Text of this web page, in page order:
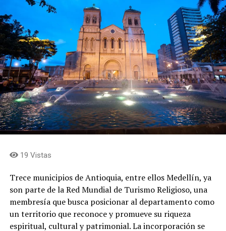
19 Vistas
Trece municipios de Antioquia, entre ellos Medellín, ya
son parte de la Red Mundial de Turismo Religioso, una
membresía que busca posicionar al departamento como
un territorio que reconoce y promueve su riqueza
espiritual, cultural y patrimonial. La incorporación se